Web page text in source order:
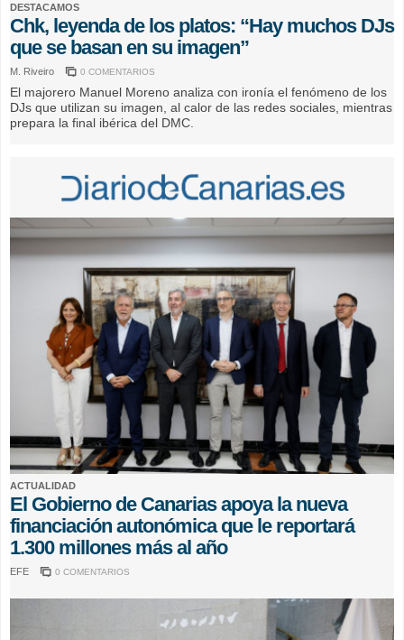
DESTACAMOS
Chk, leyenda de los platos: “Hay muchos DJs
que se basan en su imagen”
M. Riveiro 0 COMENTARIOS
El majorero Manuel Moreno analiza con ironía el fenómeno de los
DJs que utilizan su imagen, al calor de las redes sociales, mientras
prepara la final ibérica del DMC.
ACTUALIDAD
El Gobierno de Canarias apoya la nueva
financiación autonómica que le reportará
1.300 millones más al año
EFE 0 COMENTARIOS